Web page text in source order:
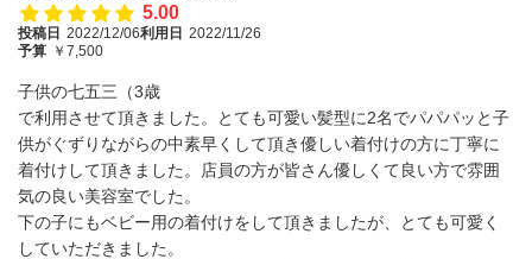
5.00
投稿日 2022/12/06利用日 2022/11/26
予算 ￥7,500
子供の七五三（3歳
で利用させて頂きました。とても可愛い髪型に2名でパパパッと子
供がぐずりながらの中素早くして頂き優しい着付けの方に丁寧に
着付けして頂きました。店員の方が皆さん優しくて良い方で雰囲
気の良い美容室でした。
下の子にもベビー用の着付けをして頂きましたが、とても可愛く
していただきました。